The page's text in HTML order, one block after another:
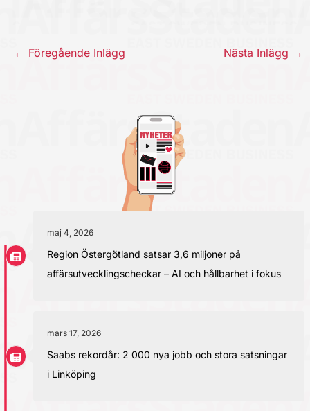
← Föregående Inlägg Nästa Inlägg →
maj 4, 2026
Region Östergötland satsar 3,6 miljoner på
affärsutvecklingscheckar – AI och hållbarhet i fokus
mars 17, 2026
Saabs rekordår: 2 000 nya jobb och stora satsningar
i Linköping